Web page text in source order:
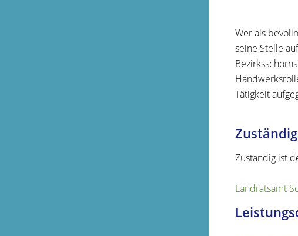
Wer als
seine Stelle
Tätigkeit
Zuständig ist
Landratsamt